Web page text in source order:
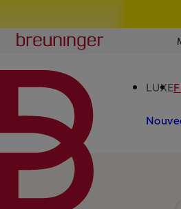
Breuninger
LUXE